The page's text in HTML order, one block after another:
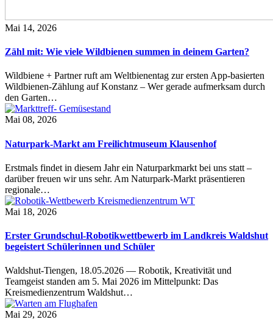
Mai 14, 2026
Zähl mit: Wie viele Wildbienen summen in deinem Garten?
Wildbiene + Partner ruft am Weltbienentag zur ersten App-basierten
Wildbienen-Zählung auf Konstanz – Wer gerade aufmerksam durch
den Garten…
Mai 08, 2026
Naturpark-Markt am Freilichtmuseum Klausenhof
Erstmals findet in diesem Jahr ein Naturparkmarkt bei uns statt –
darüber freuen wir uns sehr. Am Naturpark-Markt präsentieren
regionale…
Mai 18, 2026
Erster Grundschul-Robotikwettbewerb im Landkreis Waldshut
begeistert Schülerinnen und Schüler
Waldshut-Tiengen, 18.05.2026 — Robotik, Kreativität und
Teamgeist standen am 5. Mai 2026 im Mittelpunkt: Das
Kreismedienzentrum Waldshut…
Mai 29, 2026